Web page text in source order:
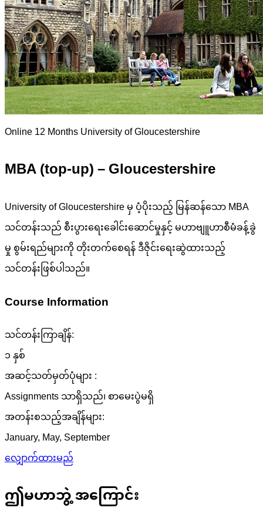
Online12 MonthsUniversity of Gloucestershire
MBA (top-up) – Gloucestershire
University of Gloucestershire မှ ပံ့ပိုးသည့် မြန်ဆန်သော MBA
သင်တန်းသည် စီးပွားရေးခေါင်းဆောင်မှုနှင့် မဟာဗျူဟာစီမံခန့်ခွဲ
မှု စွမ်းရည်များကို တိုးတက်စေရန် ဒီဇိုင်းရေးဆွဲထားသည့်
သင်တန်းဖြစ်ပါသည်။
Course Information
သင်တန်းကြာချိန်:
၁ နှစ်
အဆင့်သတ်မှတ်ပုံများ :
Assignments သာရှိသည်၊ စာမေးပွဲမရှိ
အတန်းစသည့်အချိန်များ:
January, May, September
လျှောက်ထားမည်
ဤမဟာဘွဲ့ အကြောင်း